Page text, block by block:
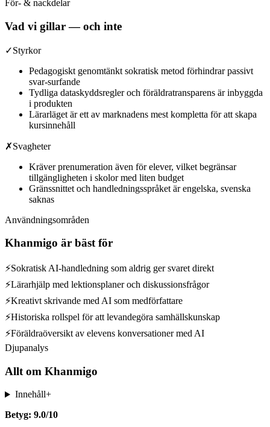
För- & nackdelar
Vad vi gillar — och inte
✓Styrkor
Pedagogiskt genomtänkt sokratisk metod förhindrar passivt
svar-surfande
Tydliga dataskyddsregler och föräldratransparens är inbyggda
i produkten
Lärarläget är ett av marknadens mest kompletta för att skapa
kursinnehåll
✗Svagheter
Kräver prenumeration även för elever, vilket begränsar
tillgängligheten i skolor med liten budget
Gränssnittet och handledningsspråket är engelska, svenska
saknas
Användningsområden
Khanmigo är bäst för
⚡Sokratisk AI-handledning som aldrig ger svaret direkt
⚡Lärarhjälp med lektionsplaner och diskussionsfrågor
⚡Kreativt skrivande med AI som medförfattare
⚡Historiska rollspel för att levandegöra samhällskunskap
⚡Föräldraöversikt av elevens konversationer med AI
Djupanalys
Allt om Khanmigo
Innehåll+
Betyg: 9.0/10